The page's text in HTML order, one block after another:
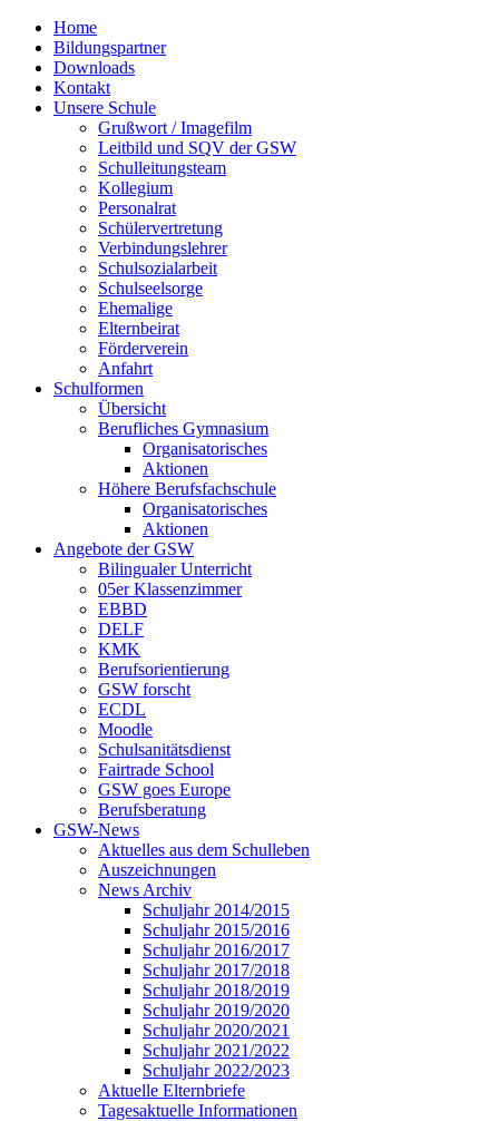
Home
Bildungspartner
Downloads
Kontakt
Unsere Schule
Grußwort / Imagefilm
Leitbild und SQV der GSW
Schulleitungsteam
Kollegium
Personalrat
Schülervertretung
Verbindungslehrer
Schulsozialarbeit
Schulseelsorge
Ehemalige
Elternbeirat
Förderverein
Anfahrt
Schulformen
Übersicht
Berufliches Gymnasium
Organisatorisches
Aktionen
Höhere Berufsfachschule
Organisatorisches
Aktionen
Angebote der GSW
Bilingualer Unterricht
05er Klassenzimmer
EBBD
DELF
KMK
Berufsorientierung
GSW forscht
ECDL
Moodle
Schulsanitätsdienst
Fairtrade School
GSW goes Europe
Berufsberatung
GSW-News
Aktuelles aus dem Schulleben
Auszeichnungen
News Archiv
Schuljahr 2014/2015
Schuljahr 2015/2016
Schuljahr 2016/2017
Schuljahr 2017/2018
Schuljahr 2018/2019
Schuljahr 2019/2020
Schuljahr 2020/2021
Schuljahr 2021/2022
Schuljahr 2022/2023
Aktuelle Elternbriefe
Tagesaktuelle Informationen